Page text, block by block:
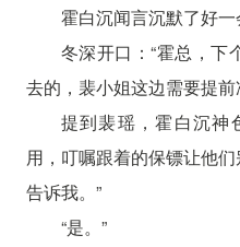
霍白沉闻言沉默了好一
冬深开口：“霍总，下
去的，裴小姐这边需要提前
提到裴瑶，霍白沉神
用，叮嘱跟着的保镖让他
告诉我。”
“是。”